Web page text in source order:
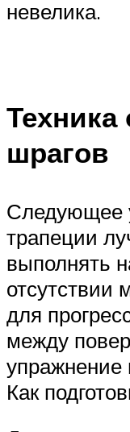
невелика.
шрагов
Следующее
трапеции
выполнять
отсутствии
для
между
Как